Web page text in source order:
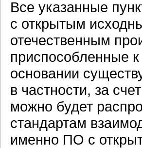
Все указанные
с открытым
отечественным
приспособленные
основании
в частности, за
можно будет
стандартам
именно ПО с